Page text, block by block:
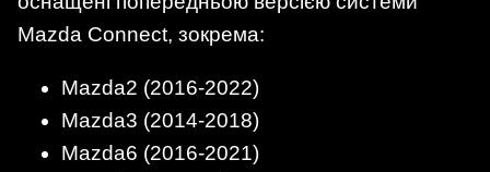
Mazda Connect, зокрема:
Mazda2 (2016-2022)
Mazda3 (2014-2018)
Mazda6 (2016-2021)